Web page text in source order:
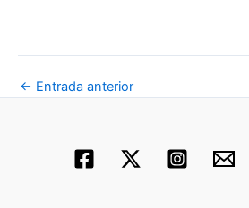
← Entrada anterior